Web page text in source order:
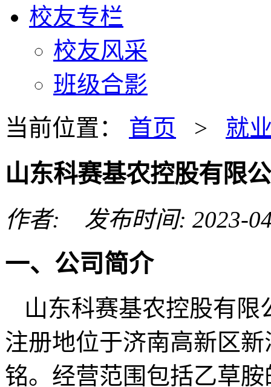
校友专栏
校友风采
班级合影
当前位置： 首页 > 就
山东科赛基农控股有限
作者: 发布时间: 2023-
一、公司简介
山东科赛基农控股有限
注册地位于济南高新区新
铭。经营范围包括乙草